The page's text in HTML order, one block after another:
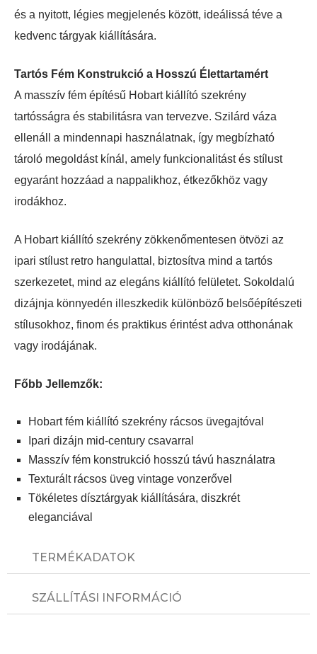
TERMÉKADATOK
SZÁLLÍTÁSI INFORMÁCIÓ
és a nyitott, légies megjelenés között, ideálissá téve a
kedvenc tárgyak kiállítására.
Tartós Fém Konstrukció a Hosszú Élettartamért
A masszív fém építésű Hobart kiállító szekrény
tartósságra és stabilitásra van tervezve. Szilárd váza
ellenáll a mindennapi használatnak, így megbízható
tároló megoldást kínál, amely funkcionalitást és stílust
egyaránt hozzáad a nappalikhoz, étkezőkhöz vagy
irodákhoz.
A Hobart kiállító szekrény zökkenőmentesen ötvözi az
ipari stílust retro hangulattal, biztosítva mind a tartós
szerkezetet, mind az elegáns kiállító felületet. Sokoldalú
dizájnja könnyedén illeszkedik különböző belsőépítészeti
stílusokhoz, finom és praktikus érintést adva otthonának
vagy irodájának.
Főbb Jellemzők:
Hobart fém kiállító szekrény rácsos üvegajtóval
Ipari dizájn mid-century csavarral
Masszív fém konstrukció hosszú távú használatra
Texturált rácsos üveg vintage vonzerővel
Tökéletes dísztárgyak kiállítására, diszkrét
eleganciával